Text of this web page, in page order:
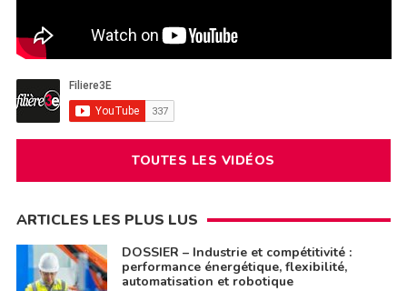
TOUTES LES VIDÉOS
ARTICLES LES PLUS LUS
DOSSIER – Industrie et compétitivité :
performance énergétique, flexibilité,
automatisation et robotique